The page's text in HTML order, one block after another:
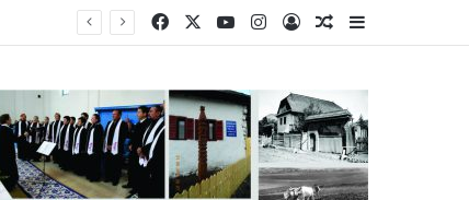
FacebookYouTubeInstagram
BelépésVéletlen cikk
Oldalsáv